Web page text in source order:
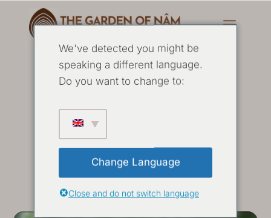
We've detected you might be
speaking a different language.
Do you want to change to:
Change Language
Close and do not switch language